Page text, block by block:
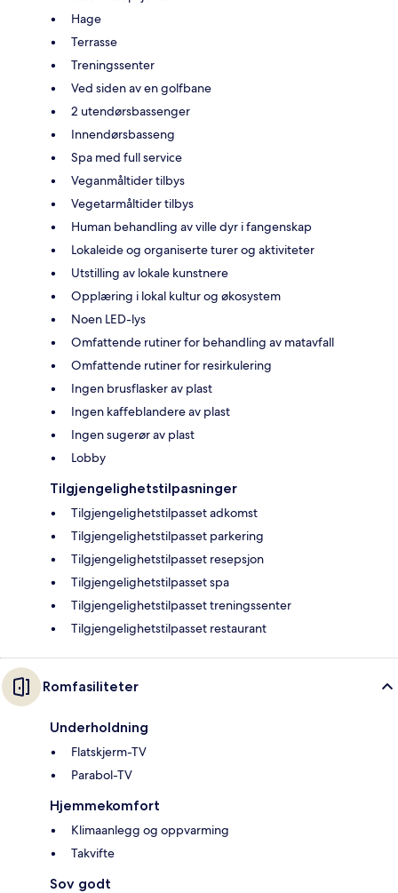
Hage
Terrasse
Treningssenter
Ved siden av en golfbane
2 utendørsbassenger
Innendørsbasseng
Spa med full service
Veganmåltider tilbys
Vegetarmåltider tilbys
Human behandling av ville dyr i fangenskap
Lokaleide og organiserte turer og aktiviteter
Utstilling av lokale kunstnere
Opplæring i lokal kultur og økosystem
Noen LED-lys
Omfattende rutiner for behandling av matavfall
Omfattende rutiner for resirkulering
Ingen brusflasker av plast
Ingen kaffeblandere av plast
Ingen sugerør av plast
Lobby
Tilgjengelighetstilpasninger
Tilgjengelighetstilpasset adkomst
Tilgjengelighetstilpasset parkering
Tilgjengelighetstilpasset resepsjon
Tilgjengelighetstilpasset spa
Tilgjengelighetstilpasset treningssenter
Tilgjengelighetstilpasset restaurant
Romfasiliteter
Underholdning
Flatskjerm-TV
Parabol-TV
Hjemmekomfort
Klimaanlegg og oppvarming
Takvifte
Sov godt